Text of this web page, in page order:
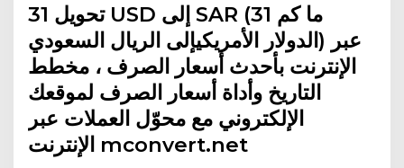
تحويل 31 USD إلى SAR (ما كم 31
الدولار الأمريكيإلى الريال السعودي) عبر
الإنترنت بأحدث أسعار الصرف ، مخطط
التاريخ وأداة أسعار الصرف لموقعك
الإلكتروني مع محوّل العملات عبر
الإنترنت mconvert.net